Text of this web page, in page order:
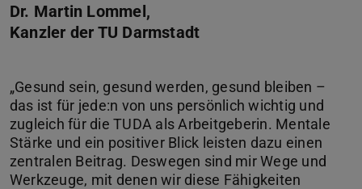
Dr. Martin Lommel,
Kanzler der TU Darmstadt
„Gesund sein, gesund werden, gesund bleiben –
das ist für jede:n von uns persönlich wichtig und
zugleich für die TUDA als Arbeitgeberin. Mentale
Stärke und ein positiver Blick leisten dazu einen
zentralen Beitrag. Deswegen sind mir Wege und
Werkzeuge, mit denen wir diese Fähigkeiten